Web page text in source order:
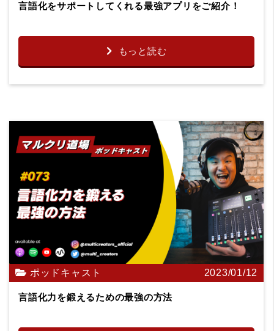
言語化をサポートしてくれる最強アプリをご紹介！
もっと読む
ポッドキャスト 2023/01/12
言語化力を鍛えるための最強の方法